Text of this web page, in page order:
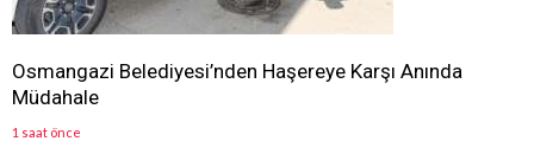
Osmangazi Belediyesi’nden Haşereye Karşı Anında
Müdahale
1 saat önce